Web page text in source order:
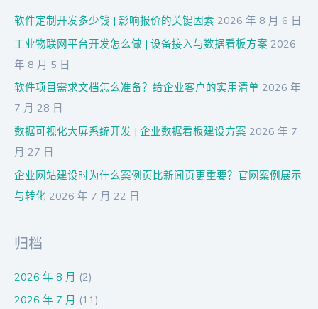
软件定制开发多少钱 | 影响报价的关键因素 2026 年 8 月 6 日
工业物联网平台开发怎么做 | 设备接入与数据看板方案 2026
年 8 月 5 日
软件项目需求文档怎么准备？给企业客户的实用清单 2026 年
7 月 28 日
数据可视化大屏系统开发 | 企业数据看板建设方案 2026 年 7
月 27 日
企业网站建设时为什么案例页比新闻页更重要？官网案例展示
与转化 2026 年 7 月 22 日
归档
2026 年 8 月 (2)
2026 年 7 月 (11)